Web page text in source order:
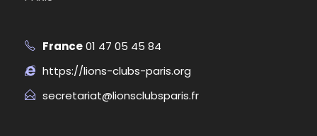
France01 47 05 45 84
https://lions-clubs-paris.org
secretariat@lionsclubsparis.fr